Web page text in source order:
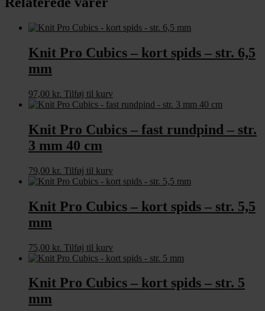
Knit Pro Cubics – kort spids – str. 6,5
mm
97,00 kr. Tilføj til kurv
Knit Pro Cubics – fast rundpind – str.
3 mm 40 cm
79,00 kr. Tilføj til kurv
Knit Pro Cubics – kort spids – str. 5,5
mm
75,00 kr. Tilføj til kurv
Knit Pro Cubics – kort spids – str. 5
mm